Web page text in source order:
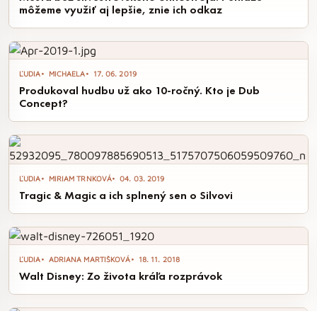
môžeme využiť aj lepšie, znie ich odkaz
ĽUDIA MICHAELA 17. 06. 2019
Produkoval hudbu už ako 10-ročný. Kto je Dub
Concept?
ĽUDIA MIRIAM TRNKOVÁ 04. 03. 2019
Tragic & Magic a ich splnený sen o Silvovi
ĽUDIA ADRIANA MARTIŠKOVÁ 18. 11. 2018
Walt Disney: Zo života kráľa rozprávok